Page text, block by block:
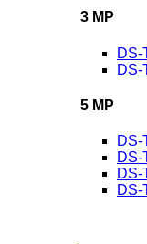
3 MP
DS-
DS-
5 MP
DS-
DS-
DS-
DS-